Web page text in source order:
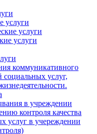
услуги
услуги
услуги
коммуникативного
социальных услуг,
в учреждении
контроля качества
услуг в учереждении